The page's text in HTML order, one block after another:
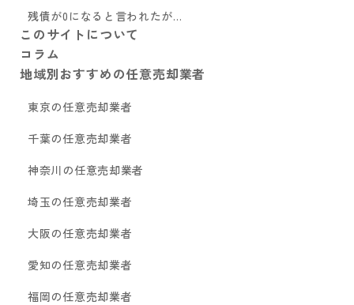
残債が0になると言われたが…
このサイトについて
コラム
地域別おすすめの任意売却業者
東京の任意売却業者
千葉の任意売却業者
神奈川の任意売却業者
埼玉の任意売却業者
大阪の任意売却業者
愛知の任意売却業者
福岡の任意売却業者